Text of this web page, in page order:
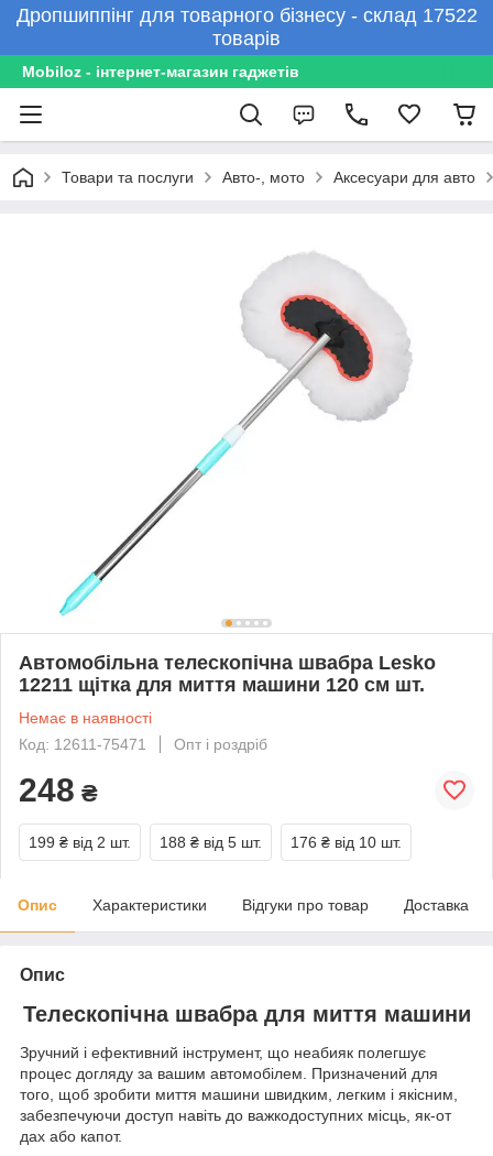
Дропшиппінг для товарного бізнесу - склад 17522
товарів
Mobiloz - інтернет-магазин гаджетів
Товари та послуги Авто-, мото Аксесуари для авто
Автомобільна телескопічна швабра Lesko
12211 щітка для миття машини 120 см шт.
Немає в наявності
Код: 12611-75471
Опт і роздріб
248 ₴
199 ₴ від 2 шт. 188 ₴ від 5 шт. 176 ₴ від 10 шт.
Опис Характеристики Відгуки про товар Доставка
Опис
Телескопічна швабра для миття машини
Зручний і ефективний інструмент, що неабияк полегшує
процес догляду за вашим автомобілем. Призначений для
того, щоб зробити миття машини швидким, легким і якісним,
забезпечуючи доступ навіть до важкодоступних місць, як-от
дах або капот.